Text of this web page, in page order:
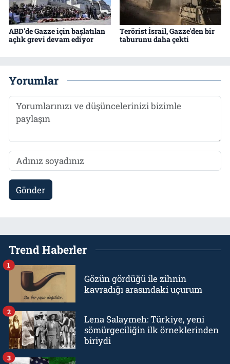
ABD'de Gazze için başlatılan
açlık grevi devam ediyor
Terörist İsrail, Gazze'den bir
taburunu daha çekti
Yorumlar
Gönder
Trend Haberler
Gözün gördüğü ile zihnin
kavradığı arasındaki uçurum
1
Lena Salaymeh: Türkiye, yeni
sömürgeciliğin ilk örneklerinden
biriydi
2
3